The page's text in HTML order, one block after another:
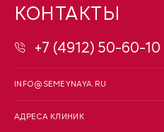
КОНТАКТЫ
+7 (4912) 50-60-10
INFO@SEMEYNAYA.RU
АДРЕСА КЛИНИК